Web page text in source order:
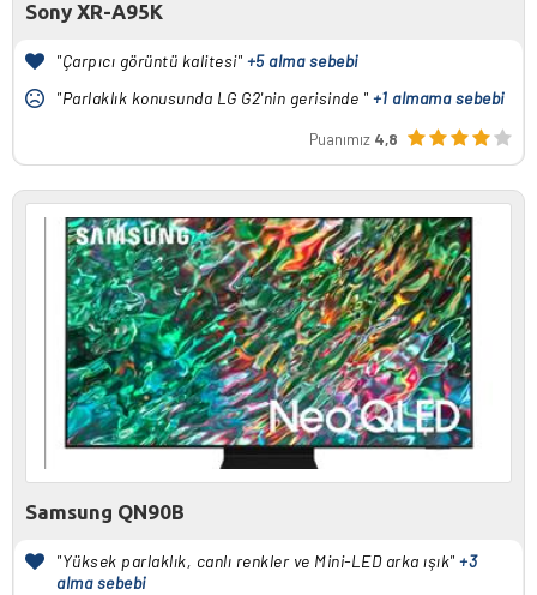
Sony XR-A95K
"Çarpıcı görüntü kalitesi" +5 alma sebebi
"Parlaklık konusunda LG G2'nin gerisinde " +1 almama sebebi
Puanımız 4,8
Samsung QN90B
"Yüksek parlaklık, canlı renkler ve Mini-LED arka ışık" +3
alma sebebi